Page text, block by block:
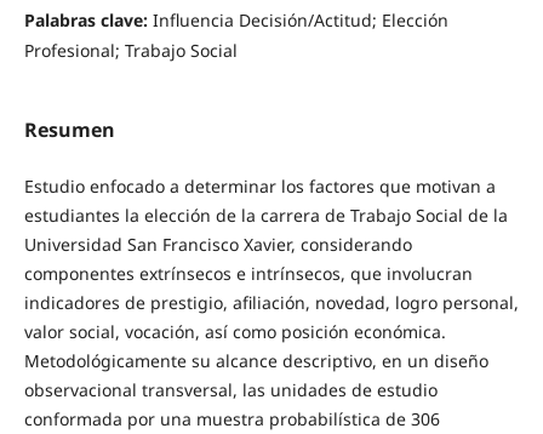
Palabras clave: Influencia Decisión/Actitud; Elección
Profesional; Trabajo Social
Resumen
Estudio enfocado a determinar los factores que motivan a
estudiantes la elección de la carrera de Trabajo Social de la
Universidad San Francisco Xavier, considerando
componentes extrínsecos e intrínsecos, que involucran
indicadores de prestigio, afiliación, novedad, logro personal,
valor social, vocación, así como posición económica.
Metodológicamente su alcance descriptivo, en un diseño
observacional transversal, las unidades de estudio
conformada por una muestra probabilística de 306